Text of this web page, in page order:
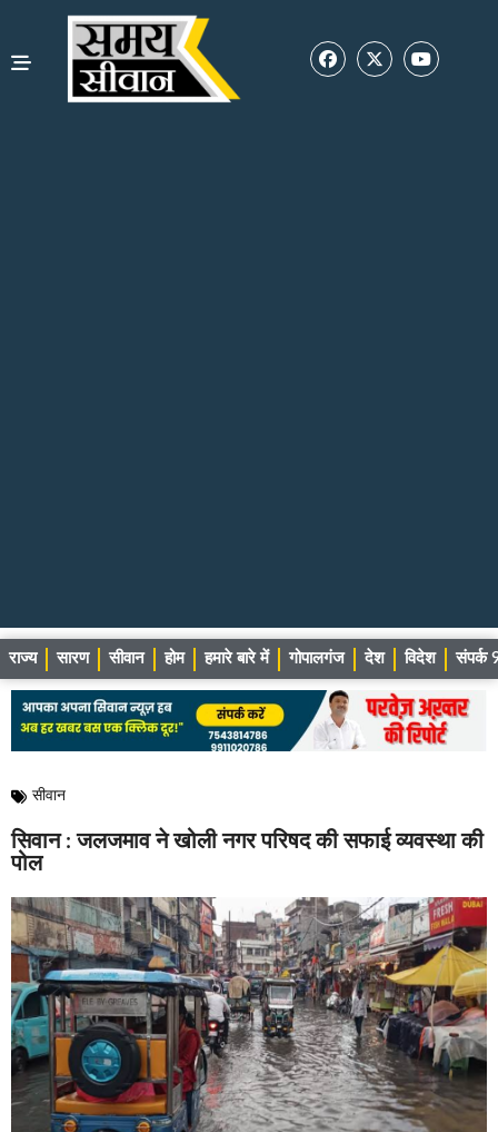
राज्य सारण सीवान होम हमारे बारे में गोपालगंज देश विदेश संपर्क
सीवान
सिवान : जलजमाव ने खोली नगर परिषद की सफाई व्यवस्था की
पोल